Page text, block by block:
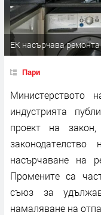
ЕК насърчава ремонта
Пари
Министерството
индустрията
проект на
насърчаване на
Промените са
съюз за
намаляване на